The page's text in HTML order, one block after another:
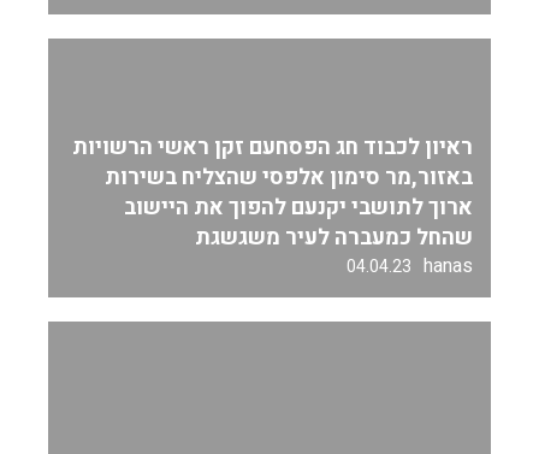
ראיון לכבוד חג הפסחעם זקן ראשי הרשויות
באזור,מר סימון אלפסי שהצליח בשירות
ארוך לתושבי יקנעם להפוך את היישוב
שהחל כמעברה לעיר משגשגת
hanas
04.04.23